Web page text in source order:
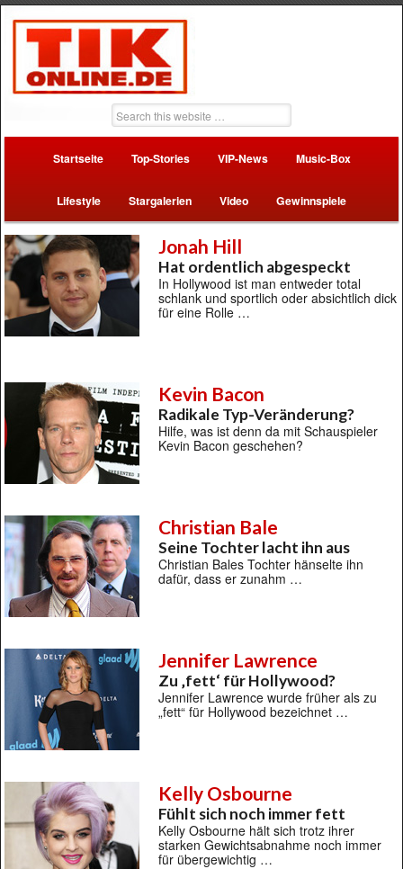
Startseite Top-Stories VIP-News Music-Box
Lifestyle Stargalerien Video Gewinnspiele
Jonah Hill
Hat ordentlich abgespeckt
In Hollywood ist man entweder total
schlank und sportlich oder absichtlich dick
für eine Rolle …
Kevin Bacon
Radikale Typ-Veränderung?
Hilfe, was ist denn da mit Schauspieler
Kevin Bacon geschehen?
Christian Bale
Seine Tochter lacht ihn aus
Christian Bales Tochter hänselte ihn
dafür, dass er zunahm …
Jennifer Lawrence
Zu ‚fett‘ für Hollywood?
Jennifer Lawrence wurde früher als zu
„fett“ für Hollywood bezeichnet …
Kelly Osbourne
Fühlt sich noch immer fett
Kelly Osbourne hält sich trotz ihrer
starken Gewichtsabnahme noch immer
für übergewichtig …